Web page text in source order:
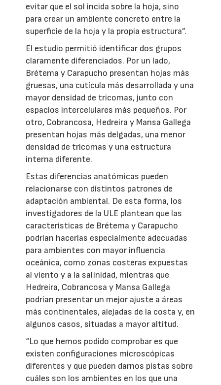
evitar que el sol incida sobre la hoja, sino
para crear un ambiente concreto entre la
superficie de la hoja y la propia estructura”.
El estudio permitió identificar dos grupos
claramente diferenciados. Por un lado,
Brétema y Carapucho presentan hojas más
gruesas, una cutícula más desarrollada y una
mayor densidad de tricomas, junto con
espacios intercelulares más pequeños. Por
otro, Cobrancosa, Hedreira y Mansa Gallega
presentan hojas más delgadas, una menor
densidad de tricomas y una estructura
interna diferente.
Estas diferencias anatómicas pueden
relacionarse con distintos patrones de
adaptación ambiental. De esta forma, los
investigadores de la ULE plantean que las
características de Brétema y Carapucho
podrían hacerlas especialmente adecuadas
para ambientes con mayor influencia
oceánica, como zonas costeras expuestas
al viento y a la salinidad, mientras que
Hedreira, Cobrancosa y Mansa Gallega
podrían presentar un mejor ajuste a áreas
más continentales, alejadas de la costa y, en
algunos casos, situadas a mayor altitud.
“Lo que hemos podido comprobar es que
existen configuraciones microscópicas
diferentes y que pueden darnos pistas sobre
cuáles son los ambientes en los que una